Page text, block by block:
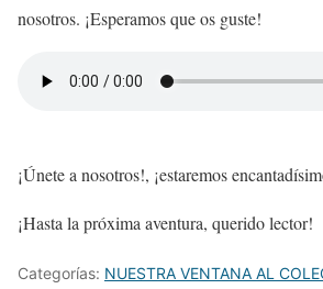
nosotros. ¡Esperamos que os guste!
¡Únete a nosotros!, ¡estaremos
¡Hasta la próxima aventura, querido lector!
Categorías: NUESTRA VENTANA AL